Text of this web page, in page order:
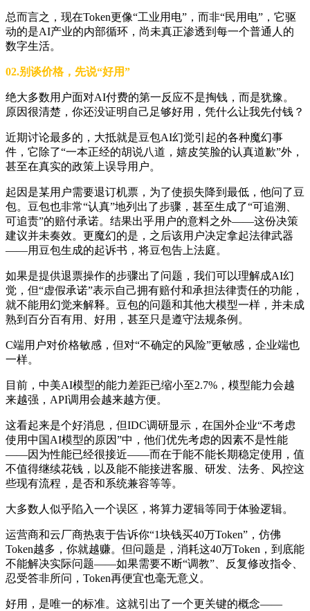
总而言之，现在Token更像“工业用电”，而非“民用电”，它驱
动的是AI产业的内部循环，尚未真正渗透到每一个普通人的
数字生活。
02.别谈价格，先说“好用”
绝大多数用户面对AI付费的第一反应不是掏钱，而是犹豫。
原因很清楚，你还没证明自己足够好用，凭什么让我先付钱？
近期讨论最多的，大抵就是豆包AI幻觉引起的各种魔幻事
件，它除了“一本正经的胡说八道，嬉皮笑脸的认真道歉”外，
甚至在真实的政策上误导用户。
起因是某用户需要退订机票，为了使损失降到最低，他问了豆
包。豆包也非常“认真”地列出了步骤，甚至生成了“可追溯、
可追责”的赔付承诺。结果出乎用户的意料之外——这份决策
建议并未奏效。更魔幻的是，之后该用户决定拿起法律武器
——用豆包生成的起诉书，将豆包告上法庭。
如果是提供退票操作的步骤出了问题，我们可以理解成AI幻
觉，但“虚假承诺”表示自己拥有赔付和承担法律责任的功能，
就不能用幻觉来解释。豆包的问题和其他大模型一样，并未成
熟到百分百有用、好用，甚至只是遵守法规条例。
C端用户对价格敏感，但对“不确定的风险”更敏感，企业端也
一样。
目前，中美AI模型的能力差距已缩小至2.7%，模型能力会越
来越强，API调用会越来越方便。
这看起来是个好消息，但IDC调研显示，在国外企业“不考虑
使用中国AI模型的原因”中，他们优先考虑的因素不是性能
——因为性能已经很接近——而在于能不能长期稳定使用，值
不值得继续花钱，以及能不能接进客服、研发、法务、风控这
些现有流程，是否和系统兼容等等。
大多数人似乎陷入一个误区，将算力逻辑等同于体验逻辑。
运营商和云厂商热衷于告诉你“1块钱买40万Token”，仿佛
Token越多，你就越赚。但问题是，消耗这40万Token，到底能
不能解决实际问题——如果需要不断“调教”、反复修改指令、
忍受答非所问，Token再便宜也毫无意义。
好用，是唯一的标准。这就引出了一个更关键的概念——